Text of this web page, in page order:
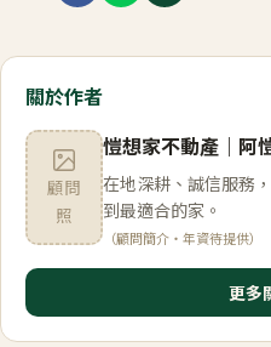
關於作者
顧問
照
愷想家不動產 ｜ 阿
在地深耕、誠信服務
到最適合的家。
（顧問簡介・年資待提供）
更多